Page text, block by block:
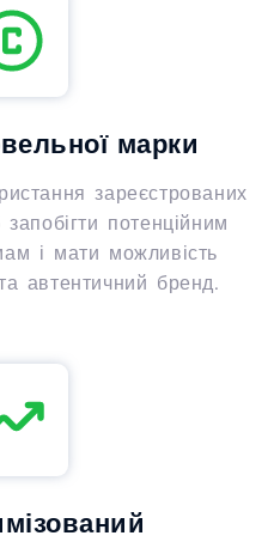
марки
зареєстрованих
потенційним
і мати можливість
автентичний бренд.